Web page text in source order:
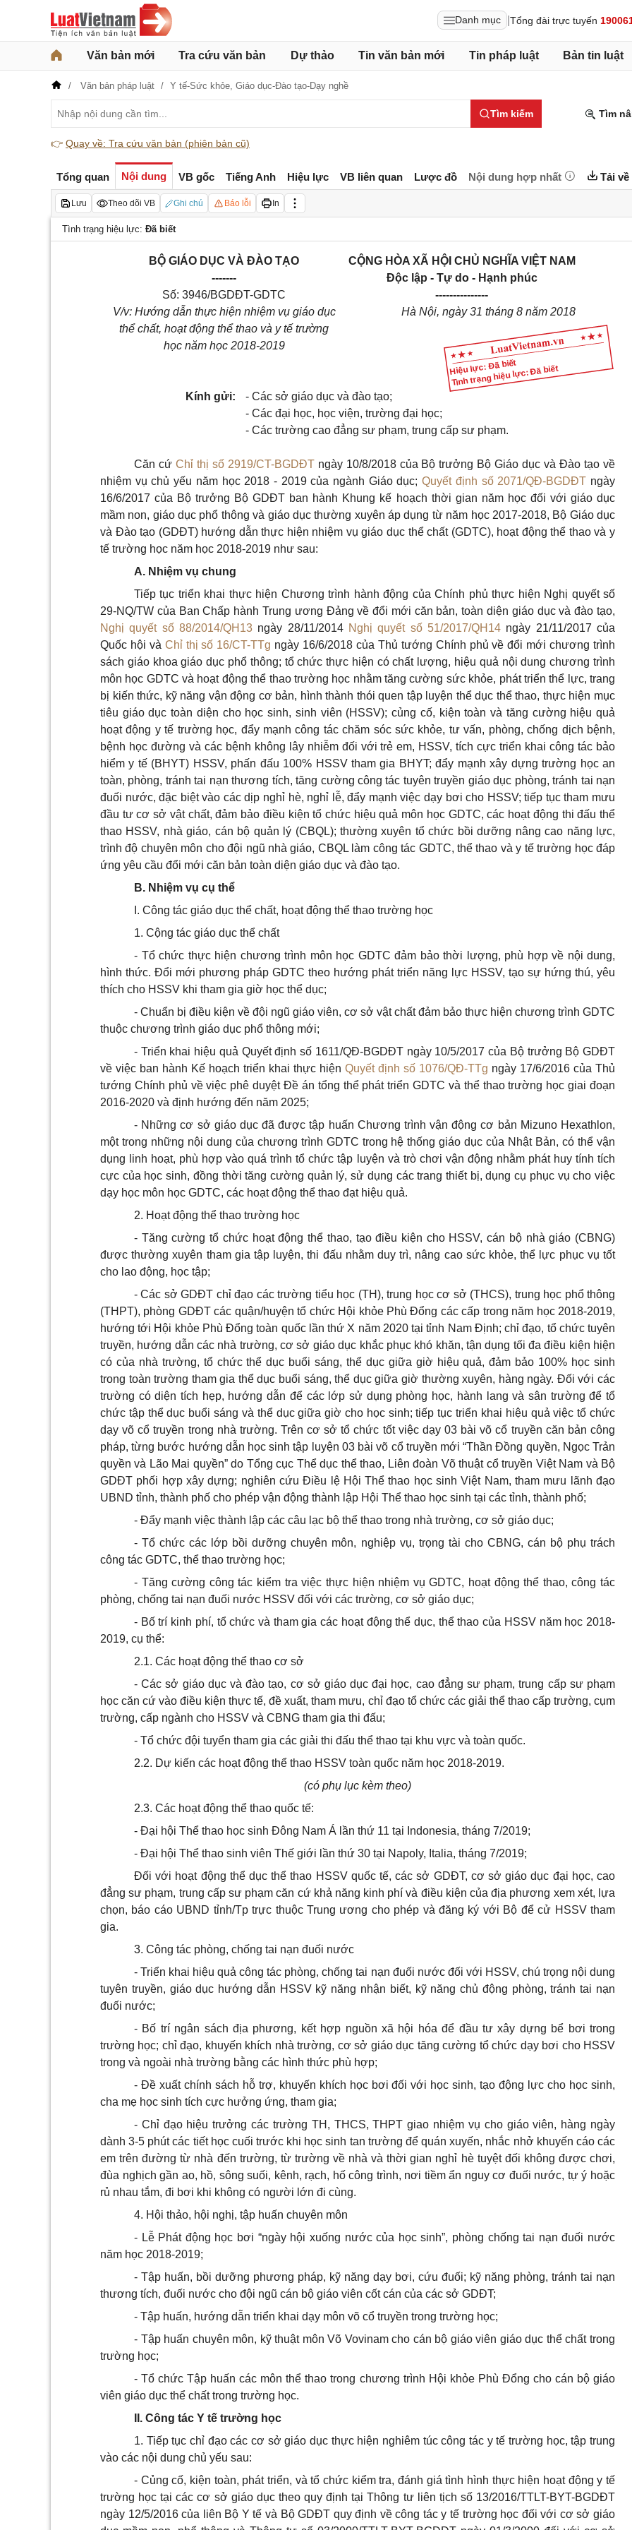
Danh mục Tổng đài trực tuyến
Văn bản mới Tra cứu văn bản Dự thảo Tin văn bản mới Tin pháp luật Bản tin luật
Văn bản pháp luật Y tế-Sức khỏe, Giáo dục-Đào tạo-Dạy nghề
Tìm kiếm Tìm
👉 Quay về: Tra cứu văn bản (phiên bản cũ)
Tổng quan Nội dung VB gốc Tiếng Anh Hiệu lực VB liên quan Lược đồ Nội dung hợp nhất Tải về
Lưu Theo dõi VB Ghi chú Báo lỗi In
Tình trạng hiệu lực: Đã biết
Hiệu lực: Đã biết
Tình trạng hiệu lực: Đã biết
BỘ GIÁO DỤC VÀ ĐÀO TẠO
-------
Số: 3946/BGDĐT-GDTC
V/v: Hướng dẫn thực hiện nhiệm vụ giáo dục
thể chất, hoạt động thể thao và y tế trường
học năm học 2018-2019
CỘNG HÒA XÃ HỘI CHỦ NGHĨA VIỆT NAM
Độc lập - Tự do - Hạnh phúc
---------------
Hà Nội, ngày 31 tháng 8 năm 2018
Kính gửi:
- Các sở giáo dục và đào tạo;
- Các đại học, học viện, trường đại học;
- Các trường cao đẳng sư phạm, trung cấp sư phạm.
Căn cứ Chỉ thị số 2919/CT-BGDĐTngày 10/8/2018 của Bộ trưởng Bộ Giáo dục và Đào tạo về
nhiệm vụ chủ yếu năm học 2018 - 2019 của ngành Giáo dục;Quyết định số 2071/QĐ-BGDĐT ngày
16/6/2017 của Bộ trưởng Bộ GDĐT ban hành Khung kế hoạch thời gian năm học đối với giáo dục
mầm non, giáo dục phổ thông và giáo dục thường xuyên áp dụng từ năm học 2017-2018, Bộ Giáo dục
và Đào tạo (GDĐT) hướng dẫn thực hiện nhiệm vụ giáo dục thể chất (GDTC), hoạt động thể thao và y
tế trường học năm học 2018-2019 như sau:
A. Nhiệm vụ chung
Tiếp tục triển khai thực hiện Chương trình hành động của Chính phủ thực hiện Nghị quyết số
29-NQ/TW của Ban Chấp hành Trung ương Đảng về đổi mới căn bản, toàn diện giáo dục và đào tạo,
Nghị quyết số 88/2014/QH13 ngày 28/11/2014 Nghị quyết số 51/2017/QH14 ngày 21/11/2017 của
Quốc hội và Chỉ thị số 16/CT-TTg ngày 16/6/2018 của Thủ tướng Chính phủ về đổi mới chương trình
sách giáo khoa giáo dục phổ thông; tổ chức thực hiện có chất lượng, hiệu quả nội dung chương trình
môn học GDTC và hoạt động thể thao trường học nhằm tăng cường sức khỏe, phát triển thể lực, trang
bị kiến thức, kỹ năng vận động cơ bản, hình thành thói quen tập luyện thể dục thể thao, thực hiện mục
tiêu giáo dục toàn diện cho học sinh, sinh viên (HSSV); củng cố, kiện toàn và tăng cường hiệu quả
hoạt động y tế trường học, đẩy mạnh công tác chăm sóc sức khỏe, tư vấn, phòng, chống dịch bệnh,
bệnh học đường và các bệnh không lây nhiễm đối với trẻ em, HSSV, tích cực triển khai công tác bảo
hiểm y tế (BHYT) HSSV, phấn đấu 100% HSSV tham gia BHYT; đẩy mạnh xây dựng trường học an
toàn, phòng, tránh tai nạn thương tích, tăng cường công tác tuyên truyền giáo dục phòng, tránh tai nạn
đuối nước, đặc biệt vào các dịp nghỉ hè, nghỉ lễ, đẩy mạnh việc dạy bơi cho HSSV; tiếp tục tham mưu
đầu tư cơ sở vật chất, đảm bảo điều kiện tổ chức hiệu quả môn học GDTC, các hoạt động thi đấu thể
thao HSSV, nhà giáo, cán bộ quản lý (CBQL); thường xuyên tổ chức bồi dưỡng nâng cao năng lực,
trình độ chuyên môn cho đội ngũ nhà giáo, CBQL làm công tác GDTC, thể thao và y tế trường học đáp
ứng yêu cầu đổi mới căn bản toàn diện giáo dục và đào tạo.
B. Nhiệm vụ cụ thể
I. Công tác giáo dục thể chất, hoạt động thể thao trường học
1. Cộng tác giáo dục thể chất
- Tổ chức thực hiện chương trình môn học GDTC đảm bảo thời lượng, phù hợp về nội dung,
hình thức. Đổi mới phương pháp GDTC theo hướng phát triển năng lực HSSV, tạo sự hứng thú, yêu
thích cho HSSV khi tham gia giờ học thể dục;
- Chuẩn bị điều kiện về đội ngũ giáo viên, cơ sở vật chất đảm bảo thực hiện chương trình GDTC
thuộc chương trình giáo dục phổ thông mới;
- Triển khai hiệu quả Quyết định số 1611/QĐ-BGDĐT ngày 10/5/2017 của Bộ trưởng Bộ GDĐT
về việc ban hành Kế hoạch triển khai thực hiện Quyết định số 1076/QĐ-TTg ngày 17/6/2016 của Thủ
tướng Chính phủ về việc phê duyệt Đề án tổng thể phát triển GDTC và thể thao trường học giai đoạn
2016-2020 và định hướng đến năm 2025;
- Những cơ sở giáo dục đã được tập huấn Chương trình vận động cơ bản Mizuno Hexathlon,
một trong những nội dung của chương trình GDTC trong hệ thống giáo dục của Nhật Bản, có thể vận
dụng linh hoạt, phù hợp vào quá trình tổ chức tập luyện và trò chơi vận động nhằm phát huy tính tích
cực của học sinh, đồng thời tăng cường quản lý, sử dụng các trang thiết bị, dụng cụ phục vụ cho việc
dạy học môn học GDTC, các hoạt động thể thao đạt hiệu quả.
2. Hoạt động thể thao trường học
- Tăng cường tổ chức hoạt động thể thao, tạo điều kiện cho HSSV, cán bộ nhà giáo (CBNG)
được thường xuyên tham gia tập luyện, thi đấu nhằm duy trì, nâng cao sức khỏe, thể lực phục vụ tốt
cho lao động, học tập;
- Các sở GDĐT chỉ đạo các trường tiểu học (TH), trung học cơ sở (THCS), trung học phổ thông
(THPT), phòng GDĐT các quận/huyện tổ chức Hội khỏe Phù Đổng các cấp trong năm học 2018-2019,
hướng tới Hội khỏe Phù Đổng toàn quốc lần thứ X năm 2020 tại tỉnh Nam Định; chỉ đạo, tổ chức tuyên
truyền, hướng dẫn các nhà trường, cơ sở giáo dục khắc phục khó khăn, tận dụng tối đa điều kiện hiện
có của nhà trường, tổ chức thể dục buổi sáng, thể dục giữa giờ hiệu quả, đảm bảo 100% học sinh
trong toàn trường tham gia thể dục buổi sáng, thể dục giữa giờ thường xuyên, hàng ngày. Đối với các
trường có diện tích hẹp, hướng dẫn để các lớp sử dụng phòng học, hành lang và sân trường để tổ
chức tập thể dục buổi sáng và thể dục giữa giờ cho học sinh; tiếp tục triển khai hiệu quả việc tổ chức
dạy võ cổ truyền trong nhà trường. Trên cơ sở tổ chức tốt việc dạy 03 bài võ cổ truyền căn bản công
pháp, từng bước hướng dẫn học sinh tập luyện 03 bài võ cổ truyền mới “Thần Đồng quyền, Ngọc Trản
quyền và Lão Mai quyền” do Tổng cục Thể dục thể thao, Liên đoàn Võ thuật cổ truyền Việt Nam và Bộ
GDĐT phối hợp xây dựng; nghiên cứu Điều lệ Hội Thể thao học sinh Việt Nam, tham mưu lãnh đạo
UBND tỉnh, thành phố cho phép vận động thành lập Hội Thể thao học sinh tại các tỉnh, thành phố;
- Đẩy mạnh việc thành lập các câu lạc bộ thể thao trong nhà trường, cơ sở giáo dục;
- Tổ chức các lớp bồi dưỡng chuyên môn, nghiệp vụ, trọng tài cho CBNG, cán bộ phụ trách
công tác GDTC, thể thao trường học;
- Tăng cường công tác kiểm tra việc thực hiện nhiệm vụ GDTC, hoạt động thể thao, công tác
phòng, chống tai nạn đuối nước HSSV đối với các trường, cơ sở giáo dục;
- Bố trí kinh phí, tổ chức và tham gia các hoạt động thể dục, thể thao của HSSV năm học 2018-
2019, cụ thể:
2.1. Các hoạt động thể thao cơ sở
- Các sở giáo dục và đào tạo, cơ sở giáo dục đại học, cao đẳng sư phạm, trung cấp sư phạm
học căn cứ vào điều kiện thực tế, đề xuất, tham mưu, chỉ đạo tổ chức các giải thể thao cấp trường, cụm
trường, cấp ngành cho HSSV và CBNG tham gia thi đấu;
- Tổ chức đội tuyển tham gia các giải thi đấu thể thao tại khu vực và toàn quốc.
2.2. Dự kiến các hoạt động thể thao HSSV toàn quốc năm học 2018-2019.
(có phụ lục kèm theo)
2.3. Các hoạt động thể thao quốc tế:
- Đại hội Thể thao học sinh Đông Nam Á lần thứ 11 tại Indonesia, tháng 7/2019;
- Đại hội Thể thao sinh viên Thế giới lần thứ 30 tại Napoly, Italia, tháng 7/2019;
Đối với hoạt động thể dục thể thao HSSV quốc tế, các sở GDĐT, cơ sở giáo dục đại học, cao
đẳng sư phạm, trung cấp sư phạm căn cứ khả năng kinh phí và điều kiện của địa phương xem xét, lựa
chọn, báo cáo UBND tỉnh/Tp trực thuộc Trung ương cho phép và đăng ký với Bộ để cử HSSV tham
gia.
3. Công tác phòng, chống tai nạn đuối nước
- Triển khai hiệu quả công tác phòng, chống tai nạn đuối nước đối với HSSV, chú trọng nội dung
tuyên truyền, giáo dục hướng dẫn HSSV kỹ năng nhận biết, kỹ năng chủ động phòng, tránh tai nạn
đuối nước;
- Bố trí ngân sách địa phương, kết hợp nguồn xã hội hóa để đầu tư xây dựng bể bơi trong
trường học; chỉ đạo, khuyến khích nhà trường, cơ sở giáo dục tăng cường tổ chức dạy bơi cho HSSV
trong và ngoài nhà trường bằng các hình thức phù hợp;
- Đề xuất chính sách hỗ trợ, khuyến khích học bơi đối với học sinh, tạo động lực cho học sinh,
cha mẹ học sinh tích cực hưởng ứng, tham gia;
- Chỉ đạo hiệu trưởng các trường TH, THCS, THPT giao nhiệm vụ cho giáo viên, hàng ngày
dành 3-5 phút các tiết học cuối trước khi học sinh tan trường để quán xuyến, nhắc nhở khuyến cáo các
em trên đường từ nhà đến trường, từ trường về nhà và thời gian nghỉ hè tuyệt đối không được chơi,
đùa nghịch gần ao, hồ, sông suối, kênh, rạch, hố công trình, nơi tiềm ẩn nguy cơ đuối nước, tự ý hoặc
rủ nhau tắm, đi bơi khi không có người lớn đi cùng.
4. Hội thảo, hội nghị, tập huấn chuyên môn
- Lễ Phát động học bơi “ngày hội xuống nước của học sinh”, phòng chống tai nạn đuối nước
năm học 2018-2019;
- Tập huấn, bồi dưỡng phương pháp, kỹ năng dạy bơi, cứu đuối; kỹ năng phòng, tránh tai nạn
thương tích, đuối nước cho đội ngũ cán bộ giáo viên cốt cán của các sở GDĐT;
- Tập huấn, hướng dẫn triển khai dạy môn võ cổ truyền trong trường học;
- Tập huấn chuyên môn, kỹ thuật môn Võ Vovinam cho cán bộ giáo viên giáo dục thể chất trong
trường học;
- Tổ chức Tập huấn các môn thể thao trong chương trình Hội khỏe Phù Đổng cho cán bộ giáo
viên giáo dục thể chất trong trường học.
II. Công tác Y tế trường học
1. Tiếp tục chỉ đạo các cơ sở giáo dục thực hiện nghiêm túc công tác y tế trường học, tập trung
vào các nội dung chủ yếu sau:
- Củng cố, kiện toàn, phát triển, và tổ chức kiểm tra, đánh giá tình hình thực hiện hoạt động y tế
trường học tại các cơ sở giáo dục theo quy định tại Thông tư liên tịch số 13/2016/TTLT-BYT-BGDĐT
ngày 12/5/2016 của liên Bộ Y tế và Bộ GDĐT quy định về công tác y tế trường học đối với cơ sở giáo